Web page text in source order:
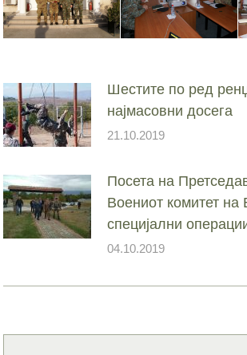
Шестите по ред
најмасовни досега
21.10.2019
Посета на
Воениот комитет на
специјални
04.10.2019